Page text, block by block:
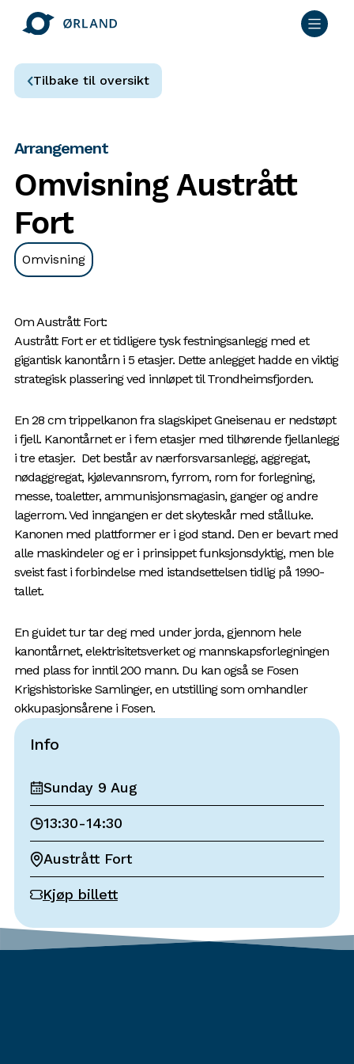
Tilbake til oversikt
Arrangement
Omvisning Austrått
Fort
Omvisning
Om Austrått Fort:
Austrått Fort er et tidligere tysk festningsanlegg med et
gigantisk kanontårn i 5 etasjer. Dette anlegget hadde en viktig
strategisk plassering ved innløpet til Trondheimsfjorden.
En 28 cm trippelkanon fra slagskipet Gneisenau er nedstøpt
i fjell. Kanontårnet er i fem etasjer med tilhørende fjellanlegg
i tre etasjer. Det består av nærforsvarsanlegg, aggregat,
nødaggregat, kjølevannsrom, fyrrom, rom for forlegning,
messe, toaletter, ammunisjonsmagasin, ganger og andre
lagerrom. Ved inngangen er det skyteskår med stålluke.
Kanonen med plattformer er i god stand. Den er bevart med
alle maskindeler og er i prinsippet funksjonsdyktig, men ble
sveist fast i forbindelse med istandsettelsen tidlig på 1990-
tallet.
En guidet tur tar deg med under jorda, gjennom hele
kanontårnet, elektrisitetsverket og mannskapsforlegningen
med plass for inntil 200 mann. Du kan også se Fosen
Krigshistoriske Samlinger, en utstilling som omhandler
okkupasjonsårene i Fosen.
Info
Sunday 9 Aug
13:30-14:30
Austrått Fort
Kjøp billett